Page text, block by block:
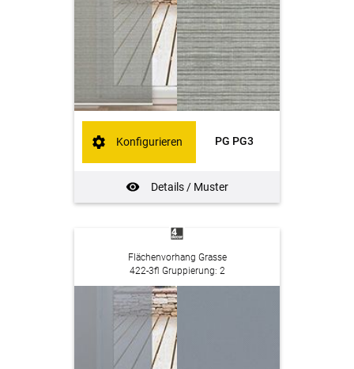
PG PG3
Details / Muster
Konfigurieren
Flächenvorhang Grasse
422-3fl Gruppierung: 2